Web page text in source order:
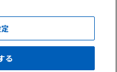
Reserved.
る